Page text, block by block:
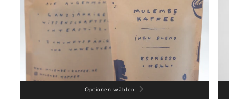
Optionen wählen